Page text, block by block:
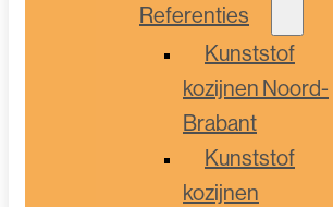
Referenties
Kunststof
kozijnen Noord-
Brabant
Kunststof
kozijnen